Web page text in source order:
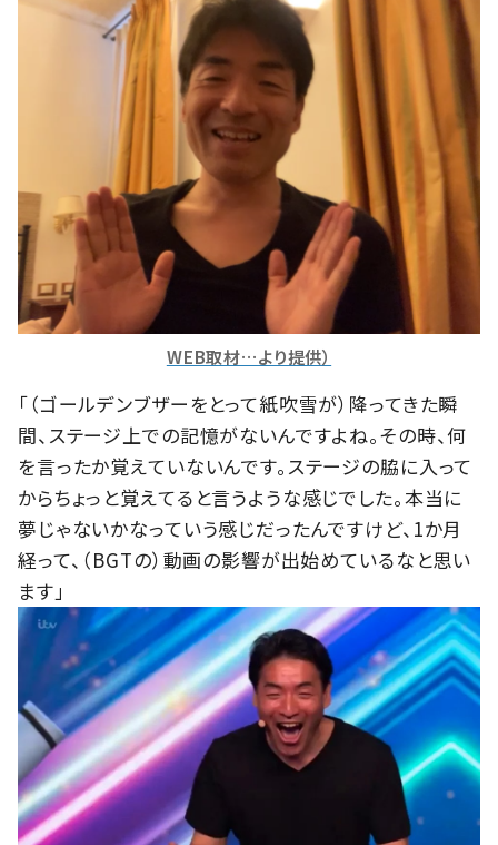
WEB取材…より提供）
「（ゴールデンブザーをとって紙吹雪が）降ってきた瞬
間、ステージ上での記憶がないんですよね。その時、何
を言ったか覚えていないんです。ステージの脇に入って
からちょっと覚えてると言うような感じでした。本当に
夢じゃないかなっていう感じだったんですけど、1か月
経って、（BGTの）動画の影響が出始めているなと思い
ます」